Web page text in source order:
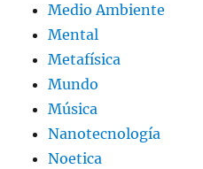
Medio Ambiente
Mental
Metafísica
Mundo
Música
Nanotecnología
Noetica